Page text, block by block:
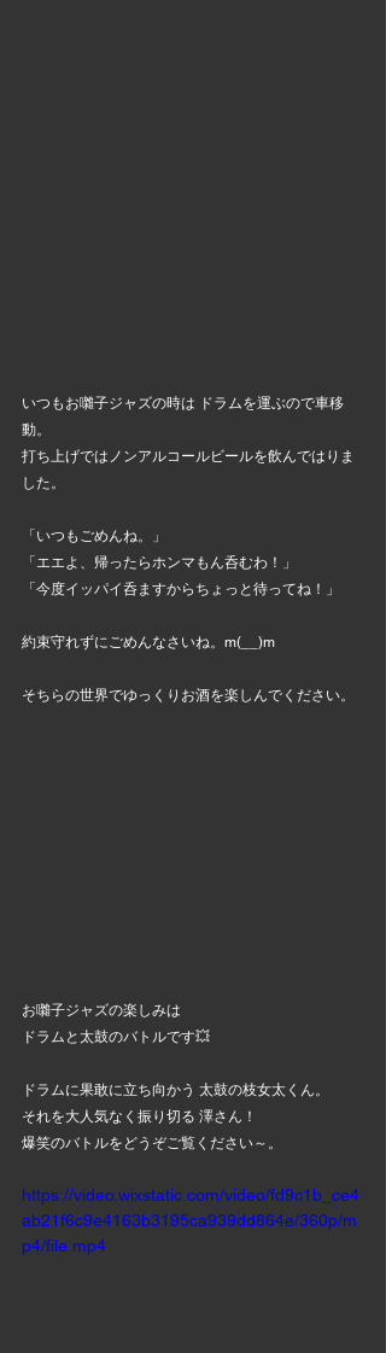
いつもお囃子ジャズの時は ドラムを運ぶので車移
動。
打ち上げではノンアルコールビールを飲んではりま
した。
「いつもごめんね。」
「エエよ、帰ったらホンマもん呑むわ！」
「今度イッパイ呑ますからちょっと待ってね！」
約束守れずにごめんなさいね。m(__)m
そちらの世界でゆっくりお酒を楽しんでください。
お囃子ジャズの楽しみは
ドラムと太鼓のバトルです💥
ドラムに果敢に立ち向かう 太鼓の枝女太くん。
それを大人気なく振り切る 澤さん！
爆笑のバトルをどうぞご覧ください～。
https://video.wixstatic.com/video/fd9c1b_ce4
ab21f6c9e4163b3195ca939dd864e/360p/m
p4/file.mp4